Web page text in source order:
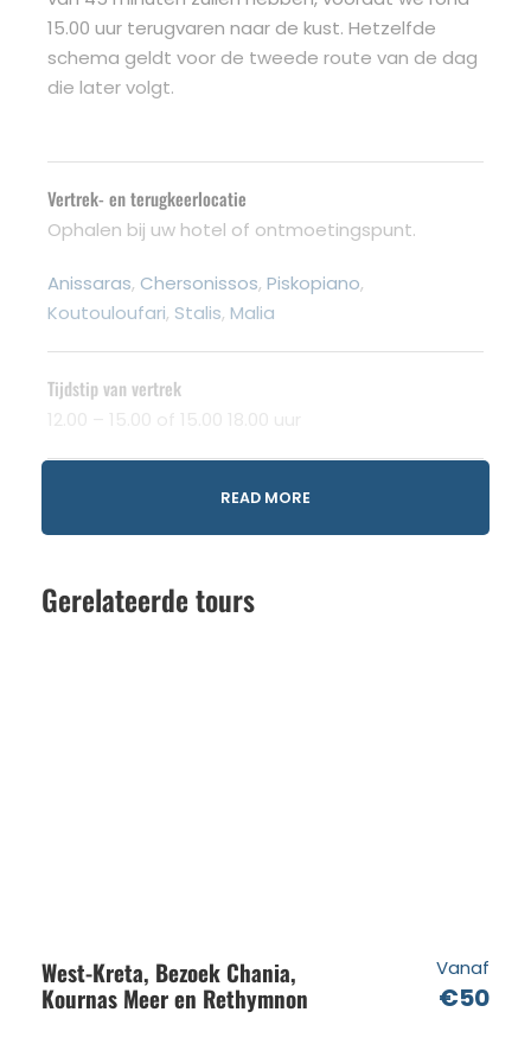
15.00 uur terugvaren naar de kust. Hetzelfde
schema geldt voor de tweede route van de dag
die later volgt.
Vertrek- en terugkeerlocatie
Ophalen bij uw hotel of ontmoetingspunt.
Anissaras, Chersonissos, Piskopiano,
Koutouloufari, Stalis, Malia
Tijdstip van vertrek
12.00 – 15.00 of 15.00 18.00 uur
Een echt prachtig strand met kalm water,
READ MORE
Gerelateerde tours
West-Kreta, Bezoek Chania,
Kournas Meer en Rethymnon
Vanaf
€50